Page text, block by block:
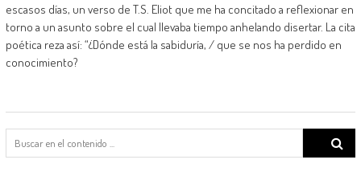
escasos días, un verso de T.S. Eliot que me ha concitado a reflexionar en
torno a un asunto sobre el cual llevaba tiempo anhelando disertar. La cita
poética reza así: “¿Dónde está la sabiduría, / que se nos ha perdido en
conocimiento?
Search